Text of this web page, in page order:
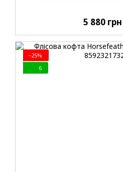
5 880 грн
−25%
6